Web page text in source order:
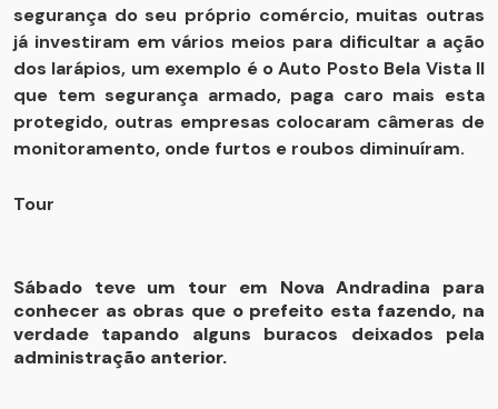
segurança do seu próprio comércio, muitas outras
já investiram em vários meios para dificultar a ação
dos larápios, um exemplo é o Auto Posto Bela Vista II
que tem segurança armado, paga caro mais esta
protegido, outras empresas colocaram câmeras de
monitoramento, onde furtos e roubos diminuíram.
Tour
Sábado teve um tour em Nova Andradina para
conhecer as obras que o prefeito esta fazendo, na
verdade tapando alguns buracos deixados pela
administração anterior.